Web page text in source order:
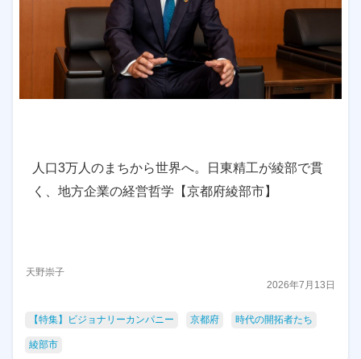
人口3万人のまちから世界へ。日東精工が綾部で貫
く、地方企業の経営哲学【京都府綾部市】
天野崇子
2026年7月13日
【特集】ビジョナリーカンパニー 京都府 時代の開拓者たち
綾部市